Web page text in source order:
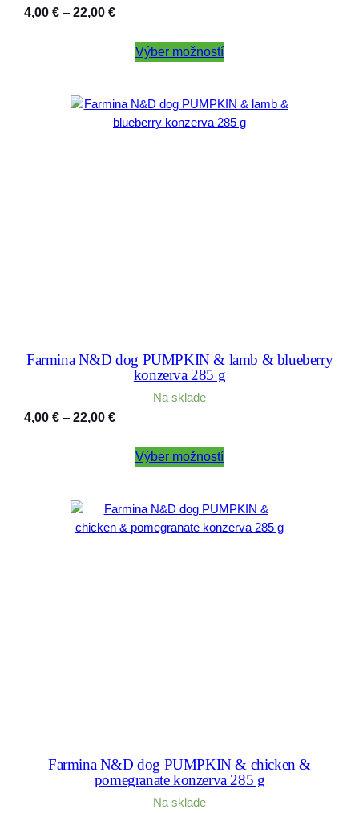
4,00 € – 22,00 €Price
4,00 €Výber možností
Farmina N&D dog PUMPKIN & lamb & blueberry
konzerva 285 g
Na sklade
4,00 € – 22,00 €Price
4,00 €Výber možností
Farmina N&D dog PUMPKIN & chicken &
pomegranate konzerva 285 g
Na sklade